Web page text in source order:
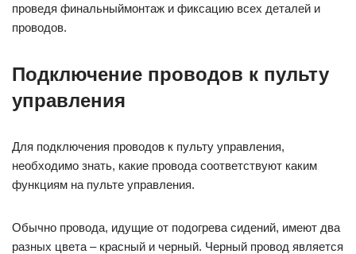
проведя финальныймонтаж и фиксацию всех деталей и
проводов.
Подключение проводов к пульту
управления
Для подключения проводов к пульту управления,
необходимо знать, какие провода соответствуют каким
функциям на пульте управления.
Обычно провода, идущие от подогрева сидений, имеют два
разных цвета – красный и черный. Черный провод является